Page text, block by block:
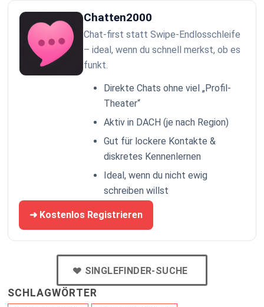
Chatten2000
Chat-first statt Swipe-Endlosschleife
– ideal, wenn du schnell merkst, ob es
funkt.
Direkte Chats ohne viel „Profil-
Theater“
Aktiv in DACH (je nach Region)
Gut für lockere Kontakte &
diskretes Kennenlernen
Ideal, wenn du nicht ewig
schreiben willst
➜ Kostenlos Registrieren
SINGLEFINDER-SUCHE
SCHLAGWÖRTER